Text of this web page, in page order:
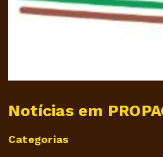
Notícias em
Categorias